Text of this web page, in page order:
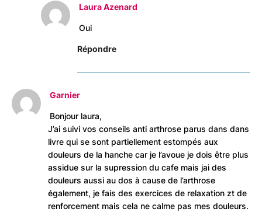
Laura Azenard
Oui
Répondre
Garnier
Bonjour laura,
J’ai suivi vos conseils anti arthrose parus dans dans
livre qui se sont partiellement estompés aux
douleurs de la hanche car je l’avoue je dois être plus
assidue sur la supression du cafe mais jai des
douleurs aussi au dos à cause de l’arthrose
également, je fais des exercices de relaxation zt de
renforcement mais cela ne calme pas mes douleurs.